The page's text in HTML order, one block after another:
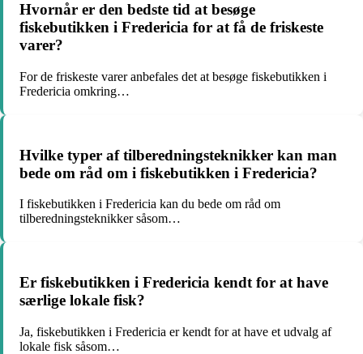
Hvornår er den bedste tid at besøge
fiskebutikken i Fredericia for at få de friskeste
varer?
For de friskeste varer anbefales det at besøge fiskebutikken i
Fredericia omkring…
Hvilke typer af tilberedningsteknikker kan man
bede om råd om i fiskebutikken i Fredericia?
I fiskebutikken i Fredericia kan du bede om råd om
tilberedningsteknikker såsom…
Er fiskebutikken i Fredericia kendt for at have
særlige lokale fisk?
Ja, fiskebutikken i Fredericia er kendt for at have et udvalg af
lokale fisk såsom…